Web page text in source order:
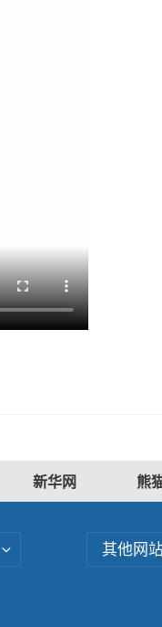
新华网 熊
其他网